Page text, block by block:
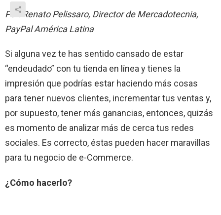
Por: Renato Pelissaro, Director de Mercadotecnia,
PayPal América Latina
Si alguna vez te has sentido cansado de estar
“endeudado” con tu tienda en línea y tienes la
impresión que podrías estar haciendo más cosas
para tener nuevos clientes, incrementar tus ventas y,
por supuesto, tener más ganancias, entonces, quizás
es momento de analizar más de cerca tus redes
sociales. Es correcto, éstas pueden hacer maravillas
para tu negocio de e-Commerce.
¿Cómo hacerlo?